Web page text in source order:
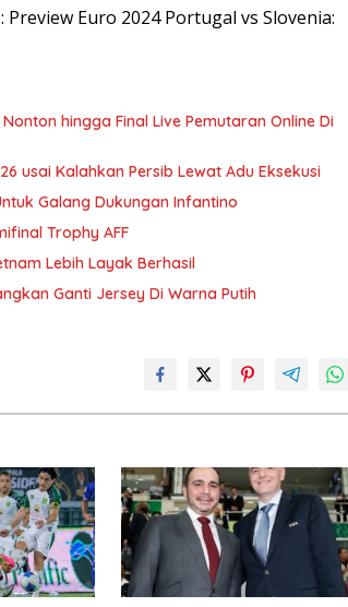
Euro 2024 Portugal vs Slovenia:
hingga Final Live Pemutaran Online Di
usai Kalahkan Persib Lewat Adu Eksekusi
Galang Dukungan Infantino
Trophy AFF
Lebih Layak Berhasil
Ganti Jersey Di Warna Putih